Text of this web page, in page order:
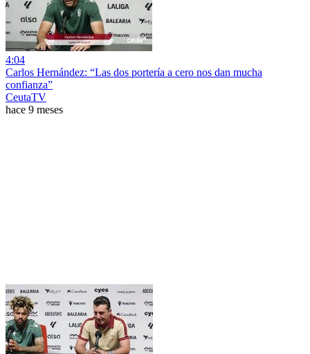
4:04
Carlos Hernández: “Las dos portería a cero nos dan mucha
confianza”
CeutaTV
hace 9 meses